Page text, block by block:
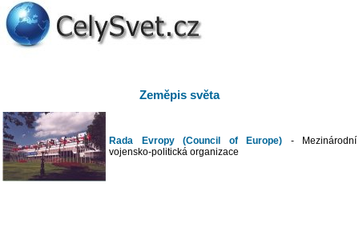
Zeměpis světa
Rada Evropy (Council of Europe) - Mezinárodní
vojensko-politická organizace